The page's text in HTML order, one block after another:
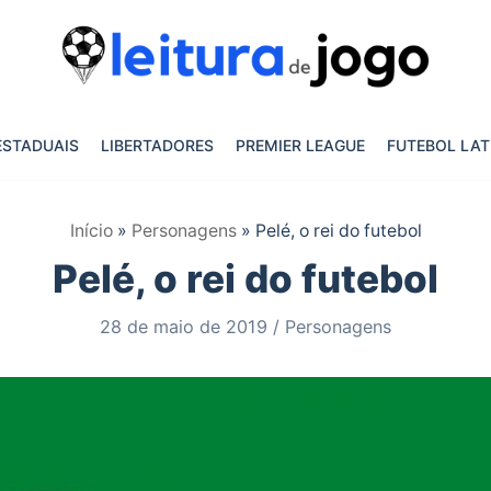
LIBERTADORES PREMIER LEAGUE FUTEBOL
Início» Personagens» Pelé, o rei do futebol
Pelé, o rei do futebol
28 de maio de 2019 Personagens